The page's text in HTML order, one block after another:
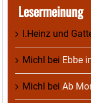
Lesermeinung
I.Heinz und
Michl bei Ebbe
Michl bei Ab